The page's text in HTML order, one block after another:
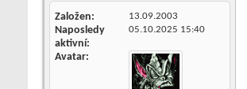
Založen 13.09.2003
Naposledy
aktivní
05.10.2025 15:40
Avatar